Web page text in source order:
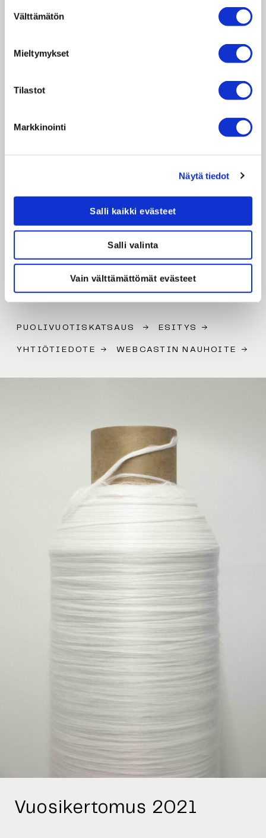
valinta
Välttämätön
Mieltymykset
Tilastot
Markkinointi
Näytä tiedot
Salli kaikki evästeet
Salli valinta
Vain välttämättömät evästeet
IFRS TILINPÄÄTÖS 2022
TAMMI-JOULUKUULTA 2022
TILINPÄÄTÖSTIEDOTE ESITYS
PUOLIVUOTISKATSAUS ESITYS
YHTIÖTIEDOTE WEBCASTIN NAUHOITE
Vuosikertomus 2021